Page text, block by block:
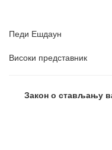
Педи Ешдаун
Високи представник
Закон о стављању